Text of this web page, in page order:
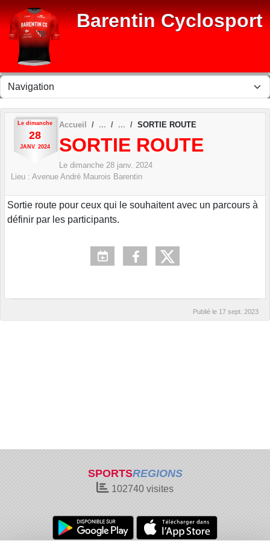
Barentin Cyclosport
Le dimanche
28
JANV. 2024
Accueil SORTIE ROUTE
SORTIE ROUTE
Le dimanche 28 janv. 2024
Lieu : Avenue André Maurois Barentin
Sortie route pour ceux qui le souhaitent avec un parcours à
définir par les participants.
Publié le 17 sept. 2023
SPORTSREGIONS
102740 visites
Panneau de gestion des cookies